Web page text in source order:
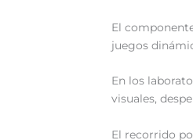
El
juegos
En los
visuales,
El recorrido